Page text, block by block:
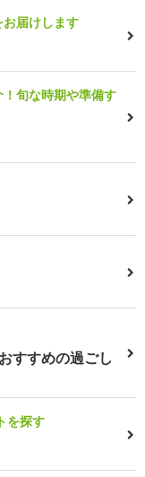
届けします
旬な時期や準備す
すすめの過ごし
を探す